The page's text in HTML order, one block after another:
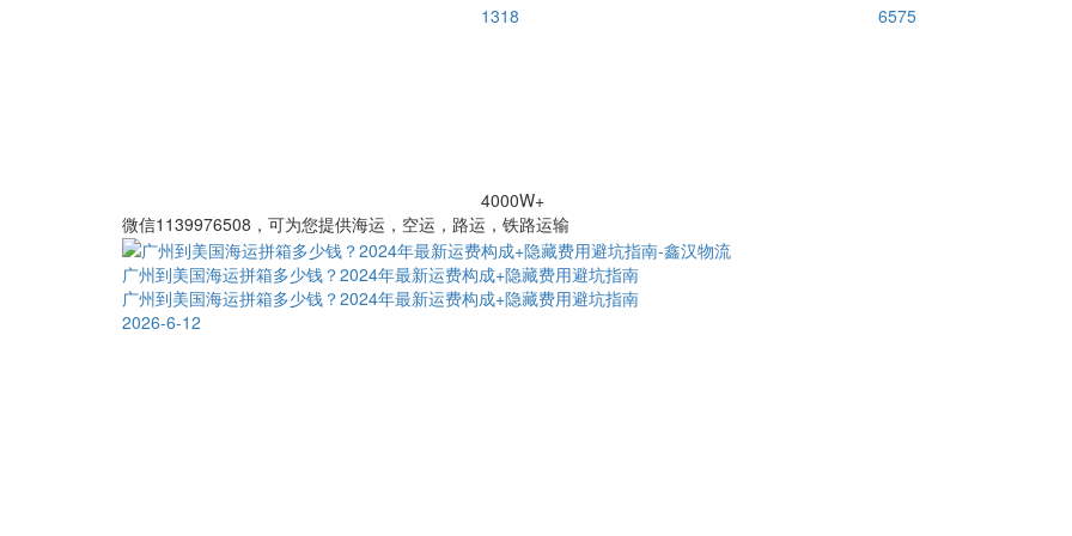
1318 6575
4000W+
微信1139976508，可为您提供海运，空运，路运，铁路运输
广州到美国海运拼箱多少钱？2024年最新运费构成+隐藏费用避坑指南
广州到美国海运拼箱多少钱？2024年最新运费构成+隐藏费用避坑指南
2026-6-12